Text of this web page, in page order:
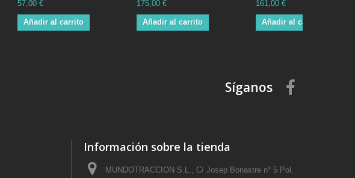
57,00 €
Añadir al carrito
175,00 €
Añadir al carrito
161,00 €
Añadir al carrito
Síganos
Información sobre la tienda
MUNDOTRACCION S.L., C/ Josep Bonastre nº 5 Pol.